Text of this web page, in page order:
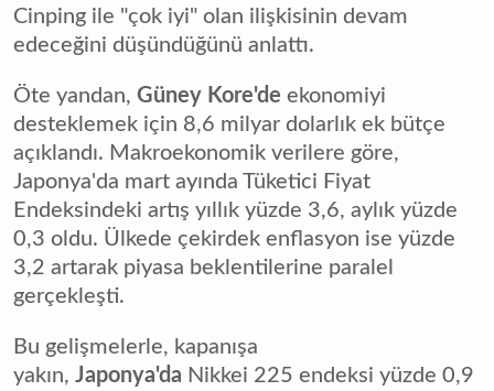
Cinping ile "çok iyi" olan ilişkisinin devam
edeceğini düşündüğünü anlattı.
Öte yandan, Güney Kore'de ekonomiyi
desteklemek için 8,6 milyar dolarlık ek bütçe
açıklandı. Makroekonomik verilere göre,
Japonya'da mart ayında Tüketici Fiyat
Endeksindeki artış yıllık yüzde 3,6, aylık yüzde
0,3 oldu. Ülkede çekirdek enflasyon ise yüzde
3,2 artarak piyasa beklentilerine paralel
gerçekleşti.
Bu gelişmelerle, kapanışa
yakın, Japonya'da Nikkei 225 endeksi yüzde 0,9